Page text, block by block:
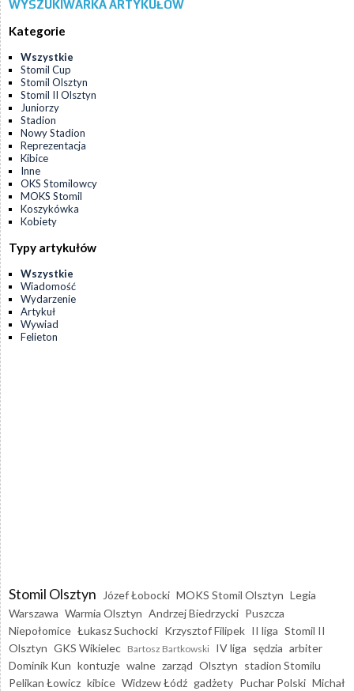
WYSZUKIWARKA ARTYKUŁÓW
Kategorie
Wszystkie
Stomil Cup
Stomil Olsztyn
Stomil II Olsztyn
Juniorzy
Stadion
Nowy Stadion
Reprezentacja
Kibice
Inne
OKS Stomilowcy
MOKS Stomil
Koszykówka
Kobiety
Typy artykułów
Wszystkie
Wiadomość
Wydarzenie
Artykuł
Wywiad
Felieton
Stomil Olsztyn Józef Łobocki MOKS Stomil Olsztyn Legia
Warszawa Warmia Olsztyn Andrzej Biedrzycki Puszcza
Niepołomice Łukasz Suchocki Krzysztof Filipek II liga Stomil II
Olsztyn GKS Wikielec Bartosz Bartkowski IV liga sędzia arbiter
Dominik Kun kontuzje walne zarząd Olsztyn stadion Stomilu
Pelikan Łowicz kibice Widzew Łódź gadżety Puchar Polski Michał